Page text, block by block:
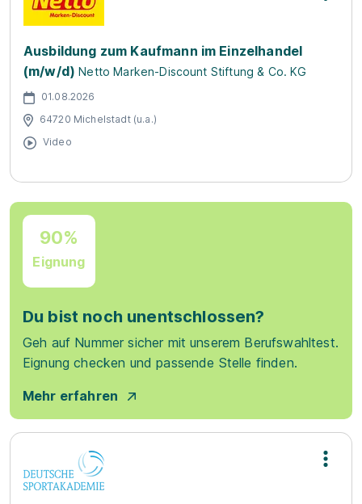
Ausbildung zum Kaufmann im Einzelhandel
(m/w/d) Netto Marken-Discount Stiftung & Co. KG
01.08.2026
64720 Michelstadt (u.a.)
Video
90%
Eignung
Du bist noch unentschlossen?
Geh auf Nummer sicher mit unserem Berufswahltest.
Eignung checken und passende Stelle finden.
Mehr erfahren